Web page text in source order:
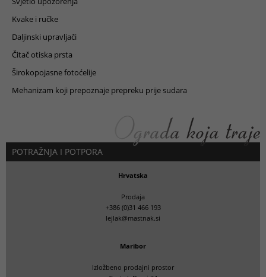
Kvake i ručke
Daljinski upravljači
Čitač otiska prsta
Širokopojasne fotoćelije
Mehanizam koji prepoznaje prepreku prije sudara
POTRAŽNJA I POTPORA
Hrvatska
Prodaja
+386 (0)31 466 193
lejlak@mastnak.si
Maribor
Izložbeno prodajni prostor